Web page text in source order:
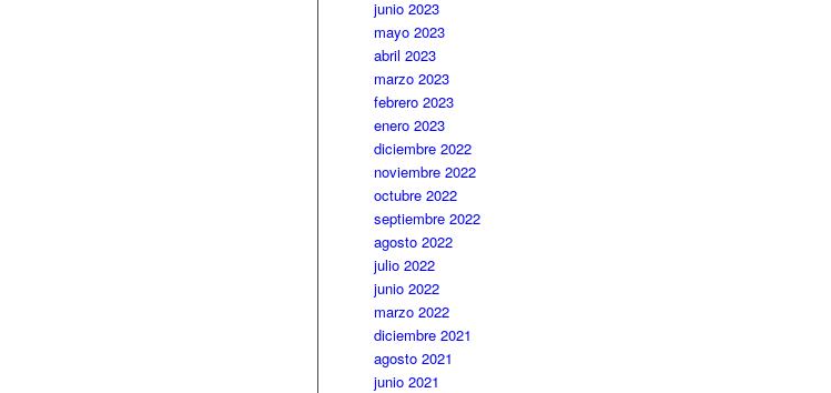
junio 2023
mayo 2023
abril 2023
marzo 2023
febrero 2023
enero 2023
diciembre 2022
noviembre 2022
octubre 2022
septiembre 2022
agosto 2022
julio 2022
junio 2022
marzo 2022
diciembre 2021
agosto 2021
junio 2021